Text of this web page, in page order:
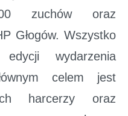
zuchów oraz
Głogów. Wszystko
wydarzenia
celem jest
harcerzy oraz